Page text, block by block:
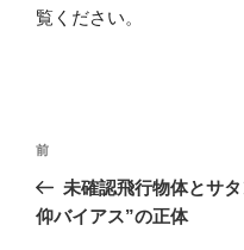
覧ください。
投
ナ
前
の
投
前
未確認飛行物体とサ
仰バイアス”の正体